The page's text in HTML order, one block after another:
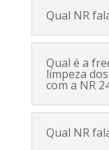
Qual NR
Qual é a
limpeza
com a NR
Qual NR